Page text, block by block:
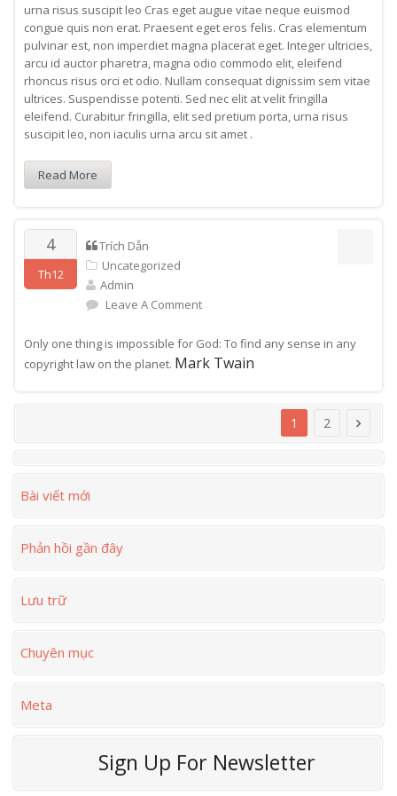
urna risus suscipit leo Cras eget augue vitae neque euismod
congue quis non erat. Praesent eget eros felis. Cras elementum
pulvinar est, non imperdiet magna placerat eget. Integer ultricies,
arcu id auctor pharetra, magna odio commodo elit, eleifend
rhoncus risus orci et odio. Nullam consequat dignissim sem vitae
ultrices. Suspendisse potenti. Sed nec elit at velit fringilla
eleifend. Curabitur fringilla, elit sed pretium porta, urna risus
suscipit leo, non iaculis urna arcu sit amet .
Read More
4
Th12
Trích Dẫn
Uncategorized
Admin
Leave A Comment
Only one thing is impossible for God: To find any sense in any
copyright law on the planet. Mark Twain
1 2
Bài viết mới
Phản hồi gần đây
Lưu trữ
Chuyên mục
Meta
Sign Up For Newsletter